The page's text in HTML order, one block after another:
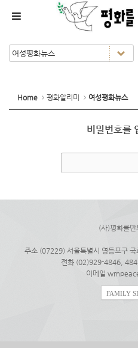
Home 평화알리미 여성평화뉴스
비밀번호를
(사)평화를만
주소 (07229) 서울특별시 영등포구
전화 (02)929-4846,
이메일
FAMILY